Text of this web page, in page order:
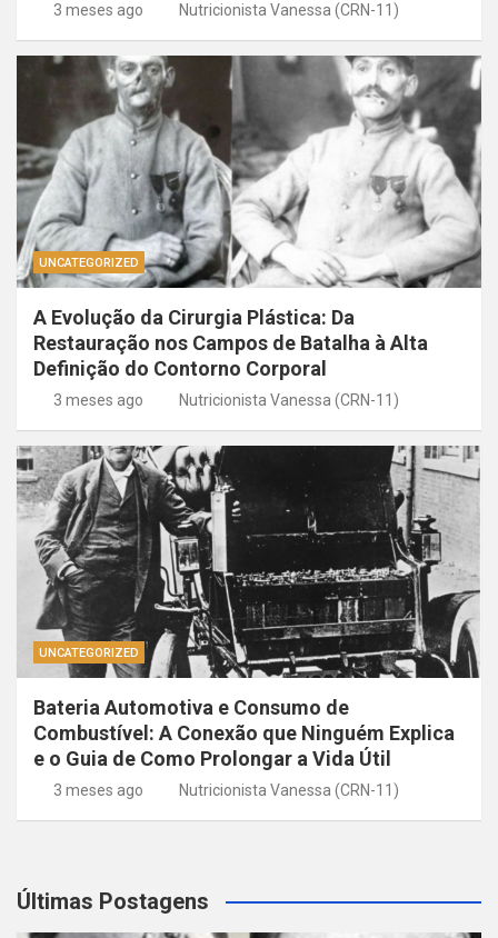
3 meses ago Nutricionista Vanessa (CRN-11)
UNCATEGORIZED
A Evolução da Cirurgia Plástica: Da
Restauração nos Campos de Batalha à Alta
Definição do Contorno Corporal
3 meses ago Nutricionista Vanessa (CRN-11)
UNCATEGORIZED
Bateria Automotiva e Consumo de
Combustível: A Conexão que Ninguém Explica
e o Guia de Como Prolongar a Vida Útil
3 meses ago Nutricionista Vanessa (CRN-11)
Últimas Postagens